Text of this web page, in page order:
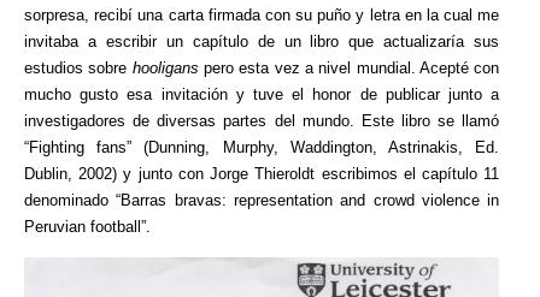
sorpresa, recibí una carta firmada con su puño y letra en la cual me
invitaba a escribir un capítulo de un libro que actualizaría sus
estudios sobre hooligans pero esta vez a nivel mundial. Acepté con
mucho gusto esa invitación y tuve el honor de publicar junto a
investigadores de diversas partes del mundo. Este libro se llamó
“Fighting fans” (Dunning, Murphy, Waddington, Astrinakis, Ed.
Dublin, 2002) y junto con Jorge Thieroldt escribimos el capítulo 11
denominado “Barras bravas: representation and crowd violence in
Peruvian football”.